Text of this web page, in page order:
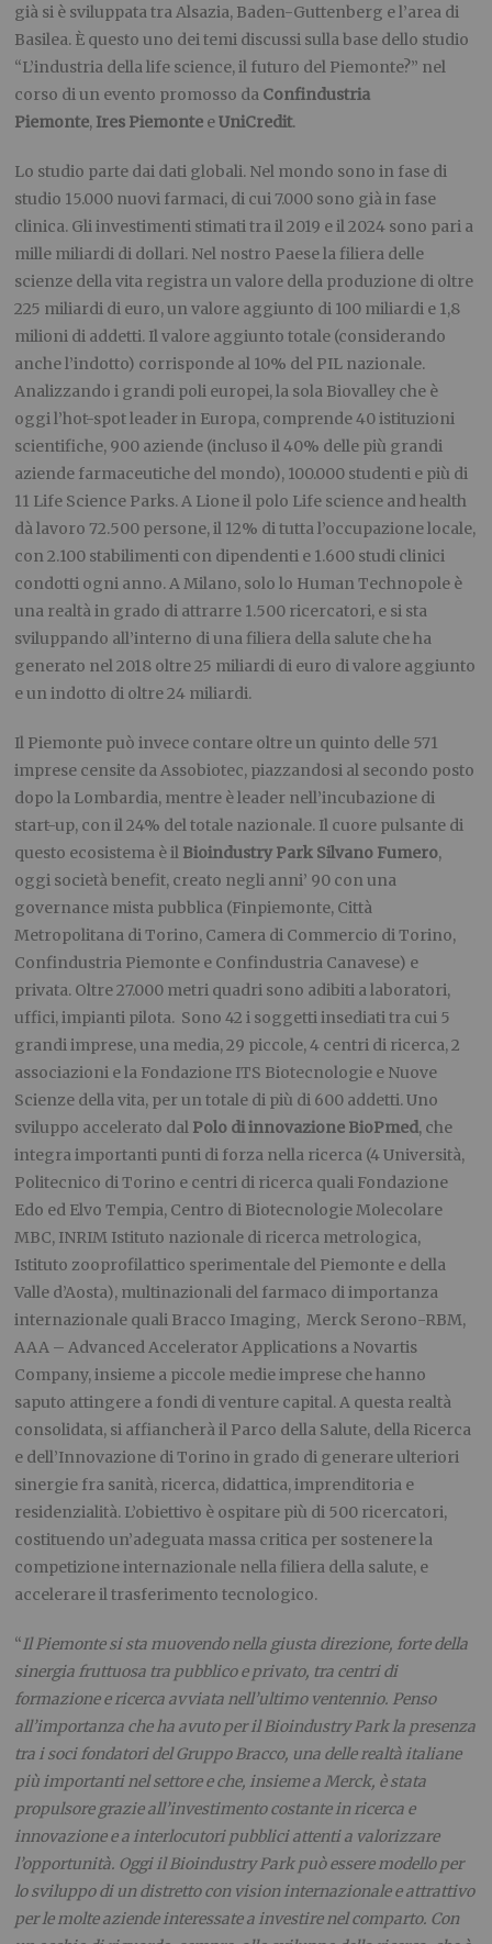
già si è sviluppata tra Alsazia, Baden-Guttenberg e l’area di
Basilea. È questo uno dei temi discussi sulla base dello studio
“L’industria della life science, il futuro del Piemonte?” nel
corso di un evento promosso da Confindustria
Piemonte, Ires Piemonte eUniCredit.
Lo studio parte dai dati globali. Nel mondo sono in fase di
studio 15.000 nuovi farmaci, di cui 7.000 sono già in fase
clinica. Gli investimenti stimati tra il 2019 e il 2024 sono pari a
mille miliardi di dollari. Nel nostro Paese la filiera delle
scienze della vita registra un valore della produzione di oltre
225 miliardi di euro, un valore aggiunto di 100 miliardi e 1,8
milioni di addetti. Il valore aggiunto totale (considerando
anche l’indotto) corrisponde al 10% del PIL nazionale.
Analizzando i grandi poli europei, la sola Biovalley che è
oggi l’hot-spot leader in Europa, comprende 40 istituzioni
scientifiche, 900 aziende (incluso il 40% delle più grandi
aziende farmaceutiche del mondo), 100.000 studenti e più di
11 Life Science Parks. A Lione il polo Life science and health
dà lavoro 72.500 persone, il 12% di tutta l’occupazione locale,
con 2.100 stabilimenti con dipendenti e 1.600 studi clinici
condotti ogni anno. A Milano, solo lo Human Technopole è
una realtà in grado di attrarre 1.500 ricercatori, e si sta
sviluppando all’interno di una filiera della salute che ha
generato nel 2018 oltre 25 miliardi di euro di valore aggiunto
e un indotto di oltre 24 miliardi.
Il Piemonte può invece contare oltre un quinto delle 571
imprese censite da Assobiotec, piazzandosi al secondo posto
dopo la Lombardia, mentre è leader nell’incubazione di
start-up, con il 24% del totale nazionale. Il cuore pulsante di
questo ecosistema è il Bioindustry Park Silvano Fumero,
oggi società benefit, creato negli anni’ 90 con una
governance mista pubblica (Finpiemonte, Città
Metropolitana di Torino, Camera di Commercio di Torino,
Confindustria Piemonte e Confindustria Canavese) e
privata. Oltre 27.000 metri quadri sono adibiti a laboratori,
uffici, impianti pilota. Sono 42 i soggetti insediati tra cui 5
grandi imprese, una media, 29 piccole, 4 centri di ricerca, 2
associazioni e la Fondazione ITS Biotecnologie e Nuove
Scienze della vita, per un totale di più di 600 addetti. Uno
sviluppo accelerato dal Polo di innovazione BioPmed, che
integra importanti punti di forza nella ricerca (4 Università,
Politecnico di Torino e centri di ricerca quali Fondazione
Edo ed Elvo Tempia, Centro di Biotecnologie Molecolare
MBC, INRIM Istituto nazionale di ricerca metrologica,
Istituto zooprofilattico sperimentale del Piemonte e della
Valle d’Aosta), multinazionali del farmaco di importanza
internazionale quali Bracco Imaging, Merck Serono-RBM,
AAA – Advanced Accelerator Applications a Novartis
Company, insieme a piccole medie imprese che hanno
saputo attingere a fondi di venture capital. A questa realtà
consolidata, si affiancherà il Parco della Salute, della Ricerca
e dell’Innovazione di Torino in grado di generare ulteriori
sinergie fra sanità, ricerca, didattica, imprenditoria e
residenzialità. L’obiettivo è ospitare più di 500 ricercatori,
costituendo un’adeguata massa critica per sostenere la
competizione internazionale nella filiera della salute, e
accelerare il trasferimento tecnologico.
“Il Piemonte si sta muovendo nella giusta direzione, forte della
sinergia fruttuosa tra pubblico e privato, tra centri di
formazione e ricerca avviata nell’ultimo ventennio. Penso
all’importanza che ha avuto per il Bioindustry Park la presenza
tra i soci fondatori del Gruppo Bracco, una delle realtà italiane
più importanti nel settore e che, insieme a Merck, è stata
propulsore grazie all’investimento costante in ricerca e
innovazione e a interlocutori pubblici attenti a valorizzare
l’opportunità. Oggi il Bioindustry Park può essere modello per
lo sviluppo di un distretto con vision internazionale e attrattivo
per le molte aziende interessate a investire nel comparto. Con